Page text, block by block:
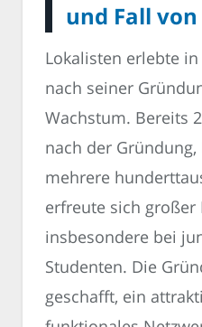
und Fall
Lokalisten erlebte
nach seiner
Wachstum. Bereits
nach der
mehrere
erfreute sich großer
insbesondere bei
Studenten. Die
geschafft, ein